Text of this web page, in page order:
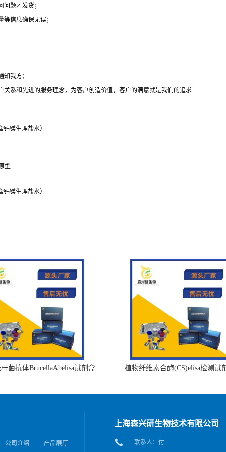
题才发货；
信息确保无误；
我方；
系和先进的服务理念，为客户创造价值，客户的满意就是我们的追求
钙镁生理盐水）
型
钙镁生理盐水）
菌抗体BrucellaAbelisa试剂盒 植物纤维素合酶(CS)elisa检测试
公司介绍 产品展厅
上海森兴研生物技术有限公司
联系人：付